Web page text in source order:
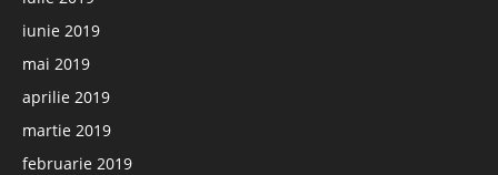
iunie 2019
mai 2019
aprilie 2019
martie 2019
februarie 2019